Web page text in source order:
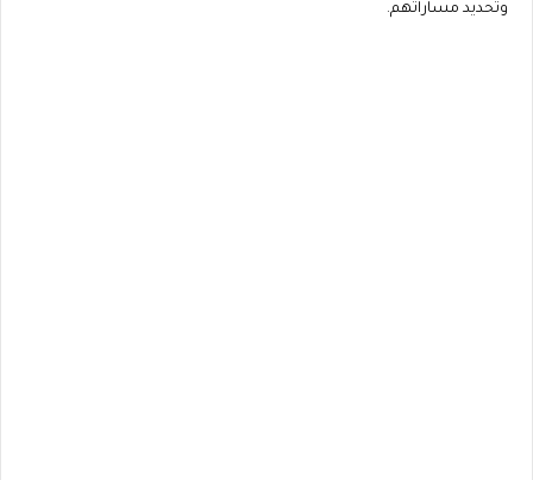
وتحديد مساراتهم.